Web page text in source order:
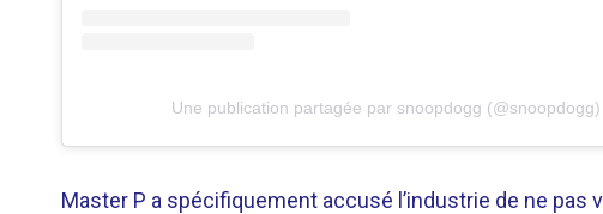
Une publication partagée par snoopdogg (@snoopdogg)
Master P a spécifiquement accusé l’industrie de ne